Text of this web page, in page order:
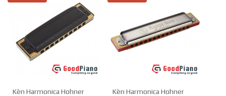
Kèn Harmonica Hohner
Kèn Harmonica Hohner